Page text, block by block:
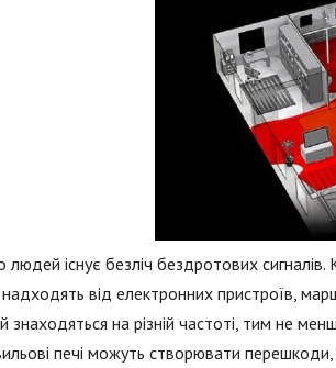
людей існує безліч бездротових
від електронних пристроїв,
знаходяться на різній частоті, тим не
печі можуть створювати